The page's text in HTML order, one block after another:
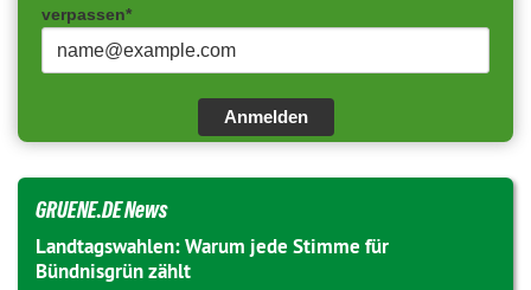
verpassen*
Anmelden
GRUENE.DE News
Landtagswahlen: Warum jede Stimme für
Bündnisgrün zählt